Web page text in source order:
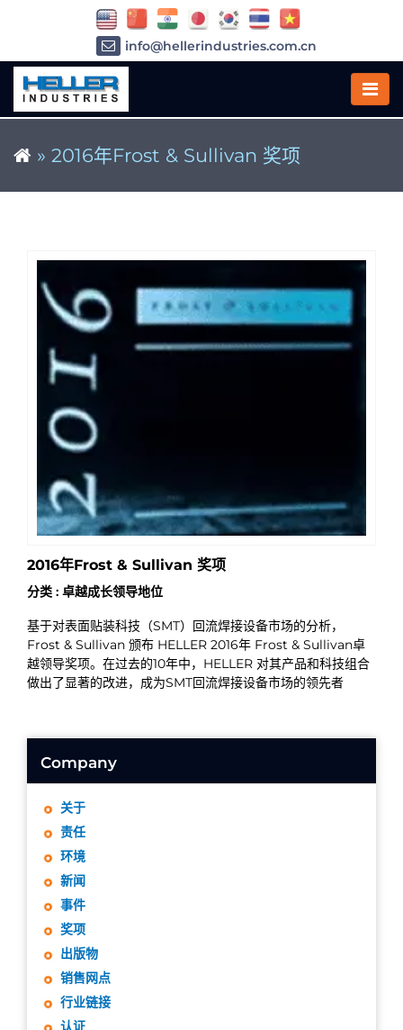
» 2016年Frost & Sullivan 奖项
2016年Frost & Sullivan 奖项
分类 : 卓越成长领导地位
基于对表面贴装科技（SMT）回流焊接设备市场的分析，
Frost & Sullivan 颁布 HELLER 2016年 Frost & Sullivan卓
越领导奖项。在过去的10年中，HELLER 对其产品和科技组合
做出了显著的改进，成为SMT回流焊接设备市场的领先者
Company
关于
责任
环境
新闻
事件
奖项
出版物
销售网点
行业链接
认证
info@hellerindustries.com.cn